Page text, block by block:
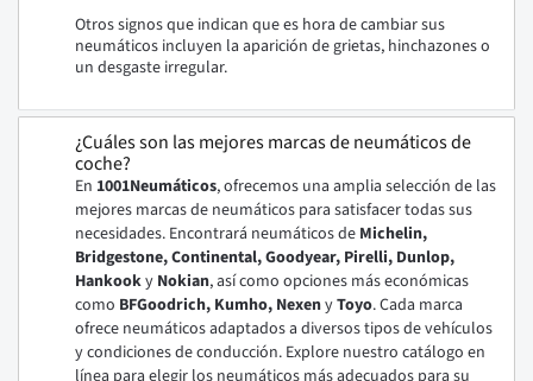
Otros signos que indican que es hora de cambiar sus
neumáticos incluyen la aparición de grietas, hinchazones o
un desgaste irregular.
¿Cuáles son las mejores marcas de neumáticos de
coche?
En 1001Neumáticos, ofrecemos una amplia selección de las
mejores marcas de neumáticos para satisfacer todas sus
necesidades. Encontrará neumáticos de Michelin,
Bridgestone, Continental, Goodyear, Pirelli, Dunlop,
Hankooky Nokian, así como opciones más económicas
como BFGoodrich, Kumho, NexenyToyo. Cada marca
ofrece neumáticos adaptados a diversos tipos de vehículos
y condiciones de conducción. Explore nuestro catálogo en
línea para elegir los neumáticos más adecuados para su